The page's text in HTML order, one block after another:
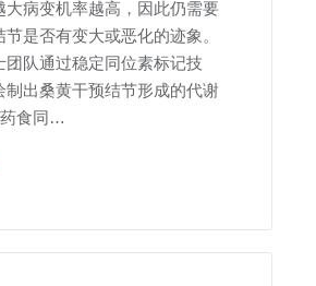
大病变机率越高，因此仍需要
节是否有变大或恶化的迹象。
团队通过稳定同位素标记技
制出桑黄干预结节形成的代谢
食同…